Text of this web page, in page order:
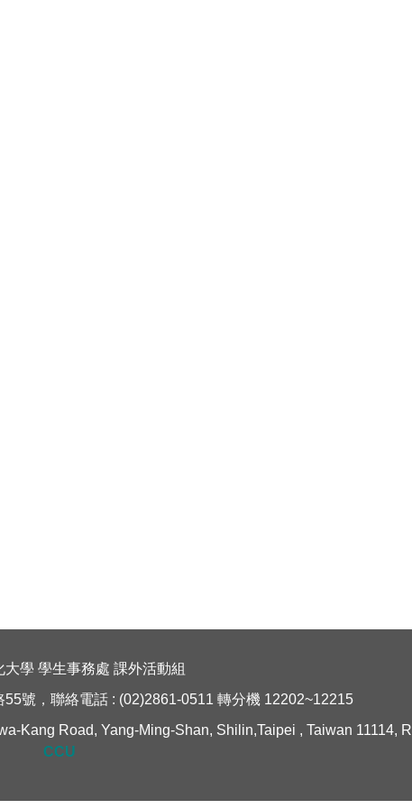
學 學生事務處 課外活動組
號，聯絡電話 : (02)2861-0511 轉分機 12202~12215
Kang Road, Yang-Ming-Shan, Shilin,Taipei , Taiwan 11114,
CCU